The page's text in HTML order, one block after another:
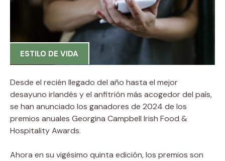
ESTILO DE VIDA
Desde el recién llegado del año hasta el mejor
desayuno irlandés y el anfitrión más acogedor del país,
se han anunciado los ganadores de 2024 de los
premios anuales Georgina Campbell Irish Food &
Hospitality Awards.
Ahora en su vigésimo quinta edición, los premios son